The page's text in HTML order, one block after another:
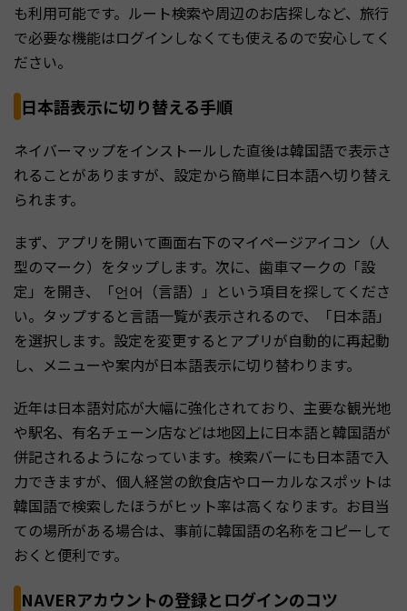
も利用可能です。ルート検索や周辺のお店探しなど、旅行
で必要な機能はログインしなくても使えるので安心してく
ださい。
日本語表示に切り替える手順
ネイバーマップをインストールした直後は韓国語で表示さ
れることがありますが、設定から簡単に日本語へ切り替え
られます。
まず、アプリを開いて画面右下のマイページアイコン（人
型のマーク）をタップします。次に、歯車マークの「設
定」を開き、「언어（言語）」という項目を探してくださ
い。タップすると言語一覧が表示されるので、「日本語」
を選択します。設定を変更するとアプリが自動的に再起動
し、メニューや案内が日本語表示に切り替わります。
近年は日本語対応が大幅に強化されており、主要な観光地
や駅名、有名チェーン店などは地図上に日本語と韓国語が
併記されるようになっています。検索バーにも日本語で入
力できますが、個人経営の飲食店やローカルなスポットは
韓国語で検索したほうがヒット率は高くなります。お目当
ての場所がある場合は、事前に韓国語の名称をコピーして
おくと便利です。
NAVERアカウントの登録とログインのコツ